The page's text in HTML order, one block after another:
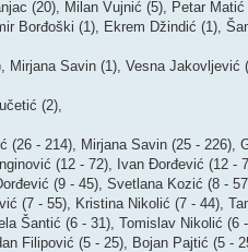
(20), Milan Vujnić (5), Petar
Borđoški (1), Ekrem Džindić (1),
Mirjana Savin (1), Vesna Jakovljević
(2),
(26 - 214), Mirjana Savin (25 -
(12 - 72), Ivan Đorđević (12
(9 - 45), Svetlana Kozić (8 -
(7 - 55), Kristina Nikolić (7 - 44),
Šantić (6 - 31), Tomislav Nikolić
Filipović (5 - 25), Bojan Pajtić (5